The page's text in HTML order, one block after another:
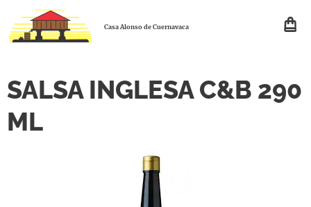
Casa Alonso de Cuernavaca
SALSA INGLESA C&B 290
ML